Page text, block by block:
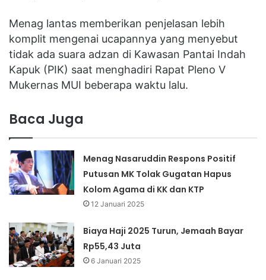
Menag lantas memberikan penjelasan lebih
komplit mengenai ucapannya yang menyebut
tidak ada suara adzan di Kawasan Pantai Indah
Kapuk (PIK) saat menghadiri Rapat Pleno V
Mukernas MUI beberapa waktu lalu.
Baca Juga
Menag Nasaruddin Respons Positif
Putusan MK Tolak Gugatan Hapus
Kolom Agama di KK dan KTP
12 Januari 2025
Biaya Haji 2025 Turun, Jemaah Bayar
Rp55,43 Juta
6 Januari 2025